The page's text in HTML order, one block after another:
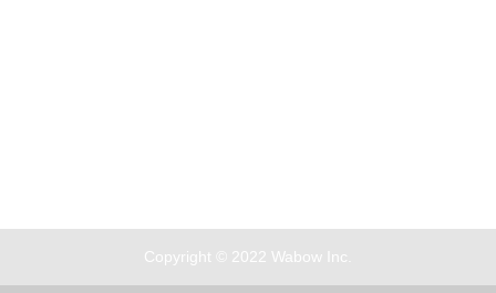
Copyright © 2022 Wabow Inc.